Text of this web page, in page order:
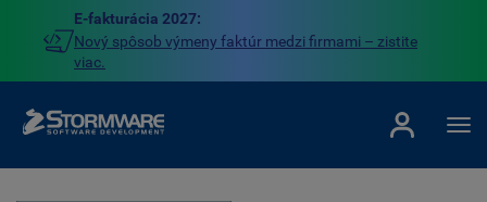
E-fakturácia 2027:
Nový spôsob výmeny faktúr medzi firmami – zistite
viac.